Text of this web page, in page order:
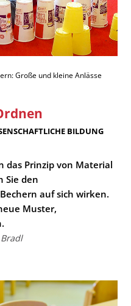
Große und kleine Anlässe
BILDUNG
das Prinzip von Material
Sie den
auf sich wirken.
Muster,